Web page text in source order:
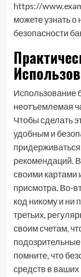
https://
можете узнать
безопасности
Использование
неотъемлемая
Чтобы сделать
удобным и
рекомендаций.
своими картами
присмотра. Во-
код никому и ни
третьих,
своим счетам,
помните, что
средств в ваших